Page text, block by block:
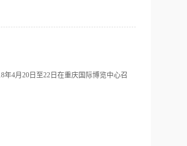
4月20日至22日在重庆国际博览中心召